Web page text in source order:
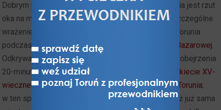
Dobrym pomysłem na rozpoczęcie chłonięcia Torunia jest rzut
oka na miasto z jednego zpunktów widokowych. Szczególne
wrażenie stwarza widok
Torunia
podczas wieczornej iluminacji podziwianej z
Kępy Bazarowej.
Odkrywanie skarbów Torunia dobrze też zacząć od obejrzenia
20-minutowego programu multimedialnego przy
makiecie XV-
wiecznego Toruniaoraz wizyty wMuzeum Historii Torunia;
w ten sposób zagospodarujemy już pół dnia, chociaż już sama